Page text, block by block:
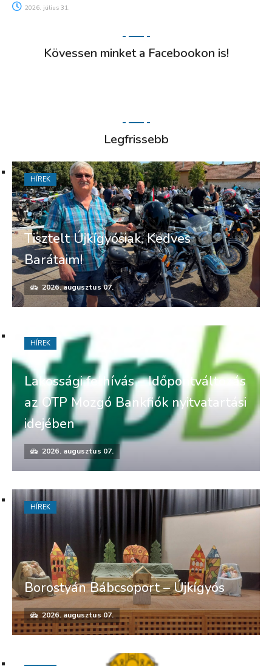
2026. július 31.
Kövessen minket a Facebookon is!
Legfrissebb
Tisztelt Újkígyósiak, Kedves
Barátaim!
2026. augusztus 07.
HÍREK
Lakossági felhívás – Időpontváltozás
az OTP Mozgó Bankfiók nyitvatartási
idejében
2026. augusztus 07.
HÍREK
Borostyán Bábcsoport – Újkígyós
2026. augusztus 07.
HÍREK